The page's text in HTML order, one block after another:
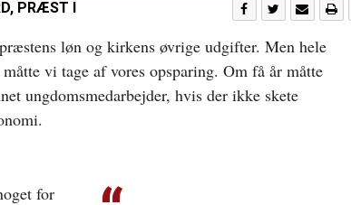
PRÆST I
løn og kirkens øvrige udgifter. Men hele
vi tage af vores opsparing. Om få år måtte
ungdomsmedarbejder, hvis der ikke skete
for